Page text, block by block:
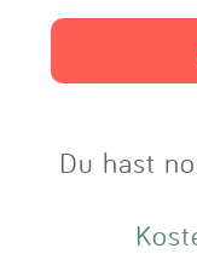
Du hast